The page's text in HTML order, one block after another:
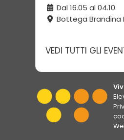
Dal 16.05 al 04.10
Bottega Brandina
VEDI TUTTI GLI